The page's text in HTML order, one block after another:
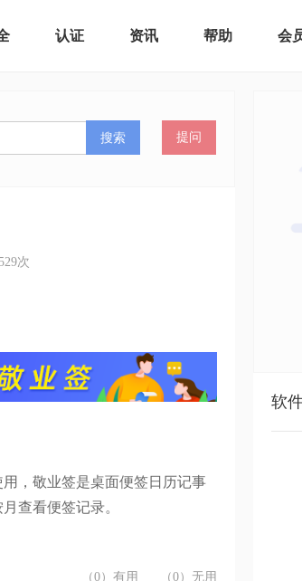
认证 资讯 帮助 会
搜索 提问
529次
，敬业签是桌面便签日历记事
查看便签记录。
（0）有用 （0）无用
软